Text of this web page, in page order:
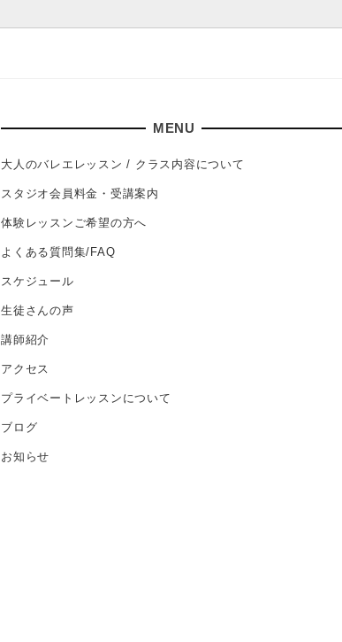
MENU
大人のバレエレッスン / クラス内容について
スタジオ会員料金・受講案内
体験レッスンご希望の方へ
よくある質問集/FAQ
スケジュール
生徒さんの声
講師紹介
アクセス
プライベートレッスンについて
ブログ
お知らせ